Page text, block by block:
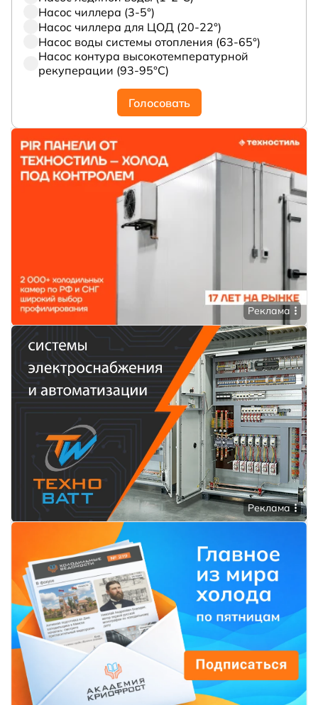
Насос чиллера (3-5°)
Насос чиллера для ЦОД (20-22°)
Насос воды системы отопления (63-65°)
Насос контура высокотемпературной
рекуперации (93-95°С)
Голосовать
Реклама
Реклама